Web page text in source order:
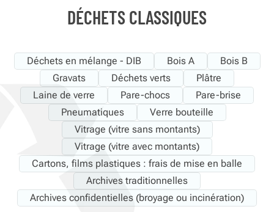
DÉCHETS CLASSIQUES
Déchets en mélange - DIB Bois A
Bois B
Gravats
Déchets verts
Plâtre
Laine de verre
Pare-chocs
Pare-brise
Pneumatiques
Verre bouteille
Vitrage (vitre sans montants)
Vitrage (vitre avec montants)
Cartons, films plastiques : frais de mise en balle
Archives traditionnelles
Archives confidentielles (broyage ou incinération)